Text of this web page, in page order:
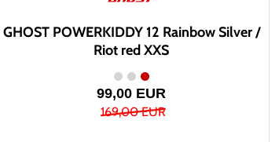
GHOST POWERKIDDY 12 Rainbow Silver /
Riot red XXS
99,00 EUR
169,00 EUR